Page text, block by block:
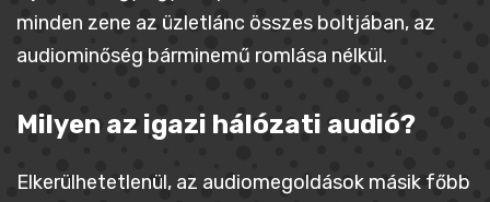
minden zene az üzletlánc összes boltjában, az
audiominőség bárminemű romlása nélkül.
Milyen az igazi hálózati audió?
Elkerülhetetlenül, az audiomegoldások másik főbb